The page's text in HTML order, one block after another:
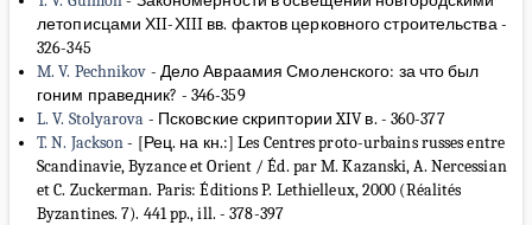
летописцами ХII-ХIII вв. фактов церковного строительства-
326-345
M. V. Pechnikov - Дело Авраамия Смоленского: за что был
гоним праведник? - 346-359
L. V. Stolyarova - Псковские скриптории XIV в. - 360-377
T. N. Jackson - [Рец. на кн.:] Les Centres proto-urbains russes entre
Scandinavie, Byzance et Orient / Éd. par M. Kazanski, A. Nercessian
et C. Zuckerman. Paris: Éditions P. Lethielleux, 2000 (Réalités
Byzantines. 7). 441 pp., ill.- 378-397